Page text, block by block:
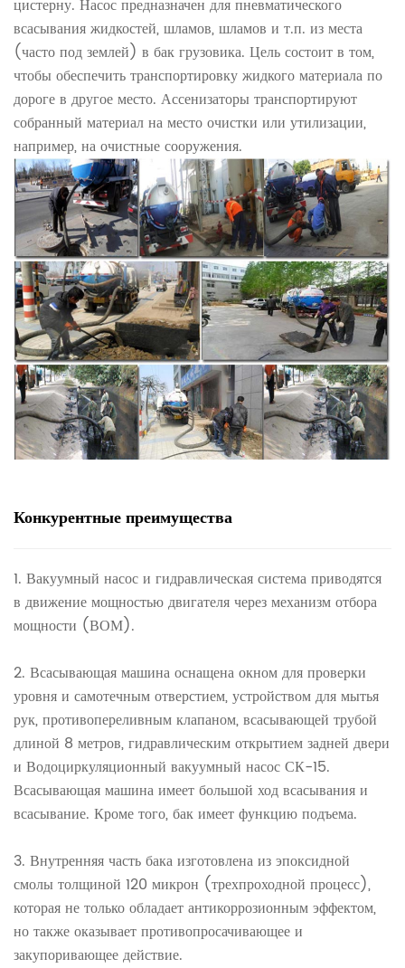
цистерну. Насос предназначен для пневматического
всасывания жидкостей, шламов, шламов и т.п. из места
(часто под землей) в бак грузовика. Цель состоит в том,
чтобы обеспечить транспортировку жидкого материала по
дороге в другое место. Ассенизаторы транспортируют
собранный материал на место очистки или утилизации,
например, на очистные сооружения.
Конкурентные преимущества
1. Вакуумный насос и гидравлическая система приводятся
в движение мощностью двигателя через механизм отбора
мощности (ВОМ).
2. Всасывающая машина оснащена окном для проверки
уровня и самотечным отверстием, устройством для мытья
рук, противопереливным клапаном, всасывающей трубой
длиной 8 метров, гидравлическим открытием задней двери
и Водоциркуляционный вакуумный насос СК-15.
Всасывающая машина имеет большой ход всасывания и
всасывание. Кроме того, бак имеет функцию подъема.
3. Внутренняя часть бака изготовлена ​​из эпоксидной
смолы толщиной 120 микрон (трехпроходной процесс),
которая не только обладает антикоррозионным эффектом,
но также оказывает противопросачивающее и
закупоривающее действие.